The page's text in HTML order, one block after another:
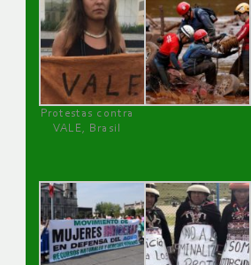
Protestas contra
VALE, Brasil